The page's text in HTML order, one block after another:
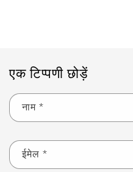
एक टिप्पणी छोड़ें
नाम *
ईमेल *